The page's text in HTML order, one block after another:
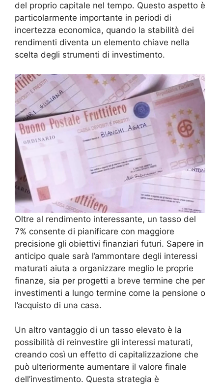
del proprio capitale nel tempo. Questo aspetto è
particolarmente importante in periodi di
incertezza economica, quando la stabilità dei
rendimenti diventa un elemento chiave nella
scelta degli strumenti di investimento.
Oltre al rendimento interessante, un tasso del
7% consente di pianificare con maggiore
precisione gli obiettivi finanziari futuri. Sapere in
anticipo quale sarà l’ammontare degli interessi
maturati aiuta a organizzare meglio le proprie
finanze, sia per progetti a breve termine che per
investimenti a lungo termine come la pensione o
l’acquisto di una casa.
Un altro vantaggio di un tasso elevato è la
possibilità di reinvestire gli interessi maturati,
creando così un effetto di capitalizzazione che
può ulteriormente aumentare il valore finale
dell’investimento. Questa strategia è